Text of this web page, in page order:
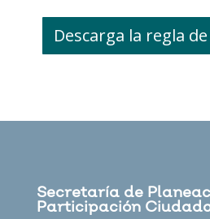
Descarga la regla
Secretaría de
Participación